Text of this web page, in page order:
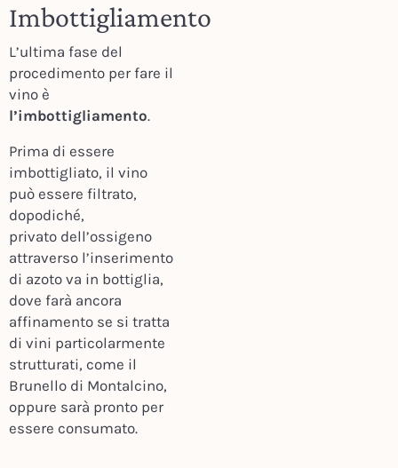
Imbottigliamento
L’ultima fase del
procedimento per fare il
vino è
l’imbottigliamento.
Prima di essere
imbottigliato, il vino
può essere filtrato,
dopodiché,
privato dell’ossigeno
attraverso l’inserimento
di azoto va in bottiglia,
dove farà ancora
affinamento se si tratta
di vini particolarmente
strutturati, come il
Brunello di Montalcino,
oppure sarà pronto per
essere consumato.